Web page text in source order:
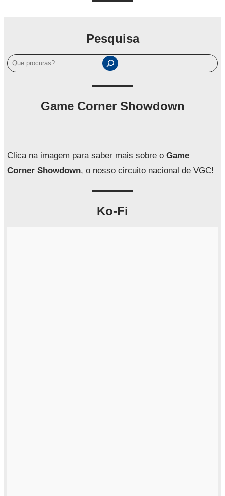
Pesquisa
P
e
a
Game Corner Showdown
Clica na imagem para saber mais sobre o Game
Corner Showdown, o nosso circuito nacional de VGC!
Ko-Fi